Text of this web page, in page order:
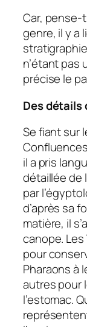
Car, pense-
genre, il y a
n’étant pas
précise le
Des détails
Se fiant sur
il a pris
détaillée de
par
d’après sa
matière, il
canope.
pour
Pharaons à
autres pour
l’estomac.